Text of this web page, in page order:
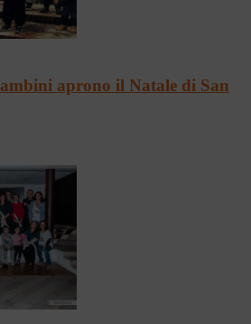
aprono il Natale di San